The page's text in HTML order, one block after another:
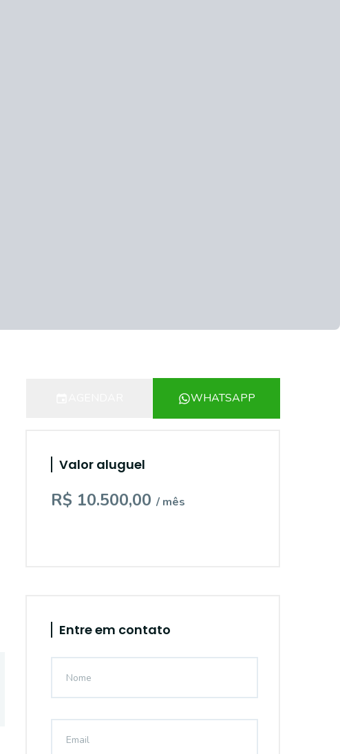
WHATSAPP
Valor aluguel
R$ 10.500,00 / mês
Entre em contato